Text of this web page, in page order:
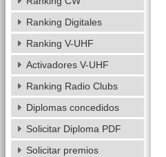
Ranking Digitales
Ranking V-UHF
Activadores V-UHF
Ranking Radio Clubs
Diplomas concedidos
Solicitar Diploma PDF
Solicitar premios